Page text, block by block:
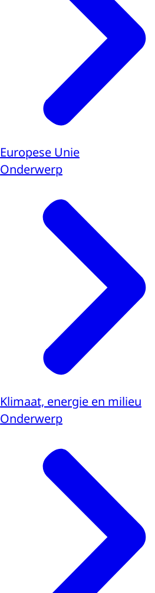
Europese Unie
Onderwerp
Klimaat, energie en milieu
Onderwerp